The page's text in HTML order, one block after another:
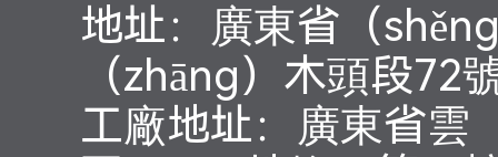
地址：廣東省（
（zhāng）木頭段72
工廠地址：廣東省雲